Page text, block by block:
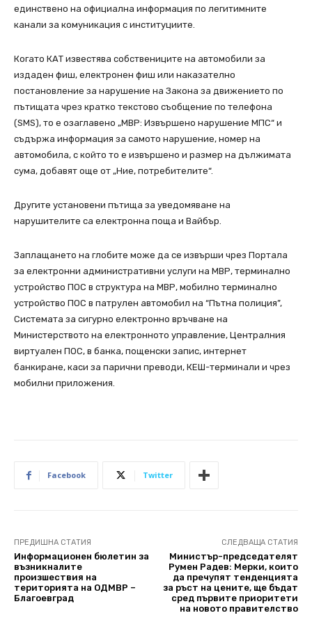
единствено на официална информация по легитимните
канали за комуникация с институциите.
Когато КАТ известява собствениците на автомобили за
издаден фиш, електронен фиш или наказателно
постановление за нарушение на Закона за движението по
пътищата чрез кратко текстово съобщение по телефона
(SMS), то е озаглавено „МВР: Извършено нарушение МПС“ и
съдържа информация за самото нарушение, номер на
автомобила, с който то е извършено и размер на дължимата
сума, добавят още от „Ние, потребителите“.
Другите установени пътища за уведомяване на
нарушителите са електронна поща и Вайбър.
Заплащането на глобите може да се извърши чрез Портала
за електронни административни услуги на МВР, терминално
устройство ПОС в структура на МВР, мобилно терминално
устройство ПОС в патрулен автомобил на “Пътна полиция”,
Системата за сигурно електронно връчване на
Министерството на електронното управление, Централния
виртуален ПОС, в банка, пощенски запис, интернет
банкиране, каси за парични преводи, КЕШ-терминали и чрез
мобилни приложения.
Facebook Twitter
ПРЕДИШНА СТАТИЯ
Информационен бюлетин за
възникналите
произшествия на
територията на ОДМВР –
Благоевград
СЛЕДВАЩА СТАТИЯ
Министър-председателят
Румен Радев: Мерки, които
да пречупят тенденцията
за ръст на цените, ще бъдат
сред първите приоритети
на новото правителство